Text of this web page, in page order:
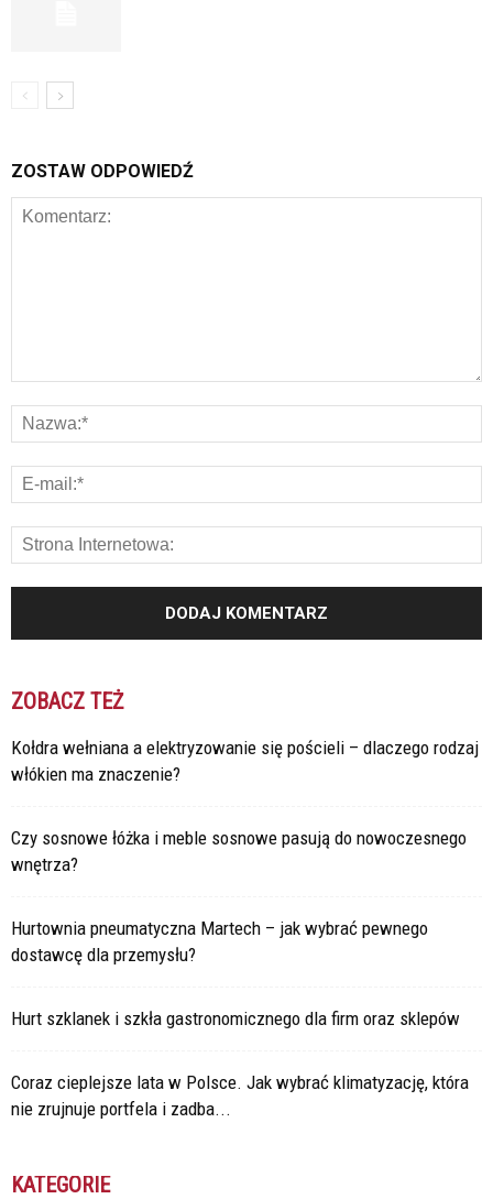
ZOSTAW ODPOWIEDŹ
ZOBACZ TEŻ
Kołdra wełniana a elektryzowanie się pościeli – dlaczego rodzaj
włókien ma znaczenie?
Czy sosnowe łóżka i meble sosnowe pasują do nowoczesnego
wnętrza?
Hurtownia pneumatyczna Martech – jak wybrać pewnego
dostawcę dla przemysłu?
Hurt szklanek i szkła gastronomicznego dla firm oraz sklepów
Coraz cieplejsze lata w Polsce. Jak wybrać klimatyzację, która
nie zrujnuje portfela i zadba...
KATEGORIE